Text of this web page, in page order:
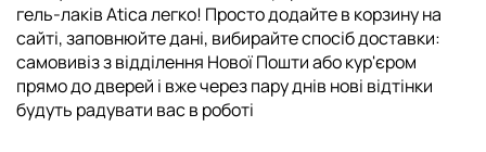
гель-лаків Atica легко! Просто додайте в корзину на
сайті, заповнюйте дані, вибирайте спосіб доставки:
самовивіз з відділення Нової Пошти або кур'єром
прямо до дверей і вже через пару днів нові відтінки
будуть радувати вас в роботі